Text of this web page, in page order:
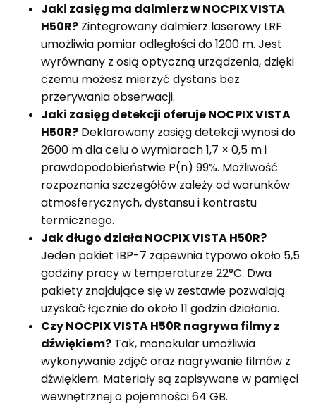
Jaki zasięg ma dalmierz w NOCPIX VISTA
H50R? Zintegrowany dalmierz laserowy LRF
umożliwia pomiar odległości do 1200 m. Jest
wyrównany z osią optyczną urządzenia, dzięki
czemu możesz mierzyć dystans bez
przerywania obserwacji.
Jaki zasięg detekcji oferuje NOCPIX VISTA
H50R? Deklarowany zasięg detekcji wynosi do
2600 m dla celu o wymiarach 1,7 × 0,5 m i
prawdopodobieństwie P(n) 99%. Możliwość
rozpoznania szczegółów zależy od warunków
atmosferycznych, dystansu i kontrastu
termicznego.
Jak długo działa NOCPIX VISTA H50R?
Jeden pakiet IBP-7 zapewnia typowo około 5,5
godziny pracy w temperaturze 22°C. Dwa
pakiety znajdujące się w zestawie pozwalają
uzyskać łącznie do około 11 godzin działania.
Czy NOCPIX VISTA H50R nagrywa filmy z
dźwiękiem? Tak, monokular umożliwia
wykonywanie zdjęć oraz nagrywanie filmów z
dźwiękiem. Materiały są zapisywane w pamięci
wewnętrznej o pojemności 64 GB.